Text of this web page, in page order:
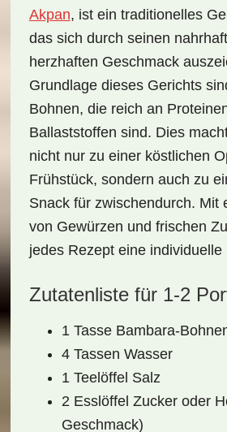
Akpan, ist ein traditionelles
das sich durch seinen
herzhaften Geschmack
Grundlage dieses Gerichts
Bohnen, die reich an
Ballaststoffen sind. Dies
nicht nur zu einer köstlichen
Frühstück, sondern auch zu
Snack für zwischendurch. Mit
von Gewürzen und frischen
jedes Rezept eine individuelle
Zutatenliste für 1-2
1 Tasse Bambara-
4 Tassen Wasser
1 Teelöffel Salz
2 Esslöffel Zucker oder
Geschmack)